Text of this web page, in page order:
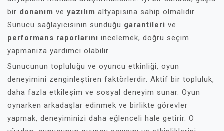
bir donanım ve yazılım altyapısına sahip olmalıdır.
Sunucu sağlayıcısının sunduğu garantileri ve
performans raporlarını incelemek, doğru seçim
yapmanıza yardımcı olabilir.
Sunucunun topluluğu ve oyuncu etkinliği, oyun
deneyimini zenginleştiren faktörlerdir. Aktif bir topluluk,
daha fazla etkileşim ve sosyal deneyim sunar. Oyun
oynarken arkadaşlar edinmek ve birlikte görevler
yapmak, deneyiminizi daha eğlenceli hale getirir. O